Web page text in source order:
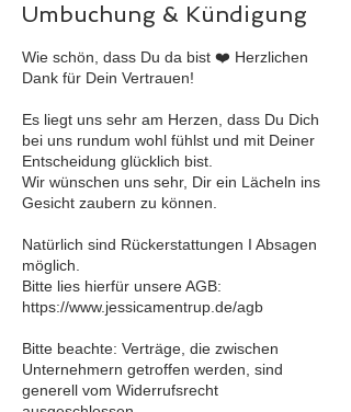
Umbuchung & Kündigung
Wie schön, dass Du da bist ❤️ Herzlichen
Dank für Dein Vertrauen!
Es liegt uns sehr am Herzen, dass Du Dich
bei uns rundum wohl fühlst und mit Deiner
Entscheidung glücklich bist.
Wir wünschen uns sehr, Dir ein Lächeln ins
Gesicht zaubern zu können.
Natürlich sind Rückerstattungen I Absagen
möglich.
Bitte lies hierfür unsere AGB:
https://www.jessicamentrup.de/agb
Bitte beachte: Verträge, die zwischen
Unternehmern getroffen werden, sind
generell vom Widerrufsrecht